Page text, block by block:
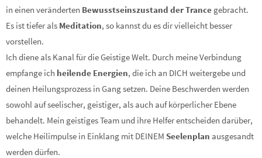
in einen veränderten Bewusstseinszustand der Trance gebracht.
Es ist tiefer als Meditation, so kannst du es dir vielleicht besser
vorstellen.
Ich diene als Kanal für die Geistige Welt. Durch meine Verbindung
empfange ich heilende Energien, die ich an DICH weitergebe und
deinen Heilungsprozess in Gang setzen. Deine Beschwerden werden
sowohl auf seelischer, geistiger, als auch auf körperlicher Ebene
behandelt. Mein geistiges Team und ihre Helfer entscheiden darüber,
welche Heilimpulse in Einklang mit DEINEM Seelenplan ausgesandt
werden dürfen.